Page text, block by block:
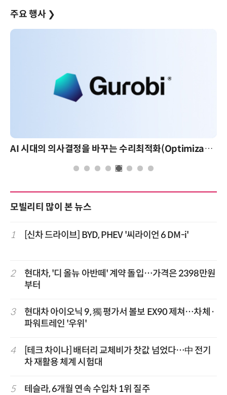
주요 행사 ❯
AI 시대의 의사결정을 바꾸는 수리최적화(Optimization): 실제 산업 적용 사례와 활용 전략
모빌리티 많이 본 뉴스
1 [신차 드라이브] BYD, PHEV '씨라이언 6 DM-i'
2
현대차, '디 올뉴 아반떼' 계약 돌입…가격은 2398만원
부터
3
현대차 아이오닉 9, 獨 평가서 볼보 EX90 제쳐…차체·
파워트레인 '우위'
4
[테크 차이나] 배터리 교체비가 찻값 넘었다…中 전기
차 재활용 체계 시험대
5 테슬라, 6개월 연속 수입차 1위 질주